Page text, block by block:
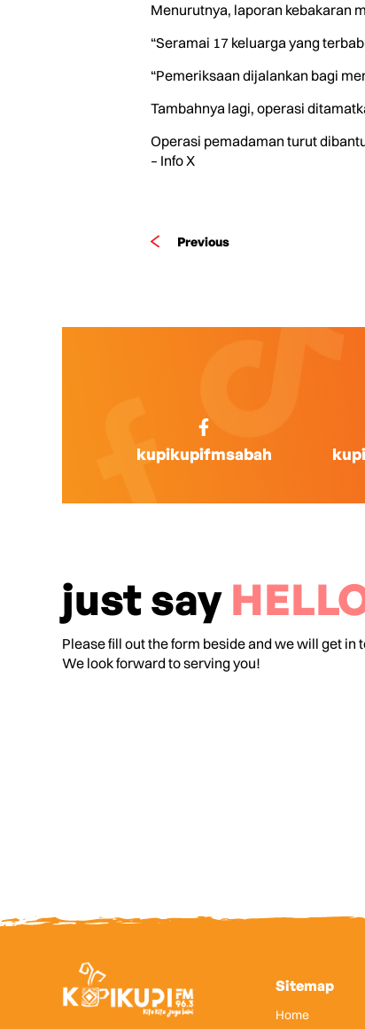
Menurutnya, laporan kebakaran
“Seramai 17 keluarga yang
“Pemeriksaan dijalankan bagi
Tambahnya lagi, operasi
Operasi pemadaman turut
– Info X
Previous
kupikupifmsabah
just say
Please fill out the form beside and we will get in
We look forward to serving you!
Sitemap
Home